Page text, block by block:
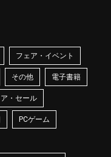
フェア・イベント
その他 電子書籍
・セール
PCゲーム